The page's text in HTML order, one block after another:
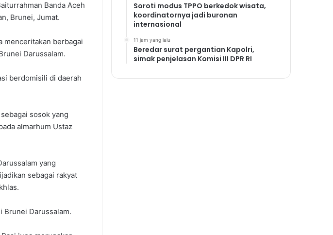
Banda Aceh
Brunei, Jumat.
menceritakan berbagai
Darussalam.
berdomisili di daerah
sosok yang
almarhum Ustaz
yang
sebagai rakyat
Brunei Darussalam.
Soroti modus TPPO berkedok wisata,
koordinatornya jadi buronan
internasional
11 jam yang lalu
Beredar surat pergantian Kapolri,
simak penjelasan Komisi III DPR RI